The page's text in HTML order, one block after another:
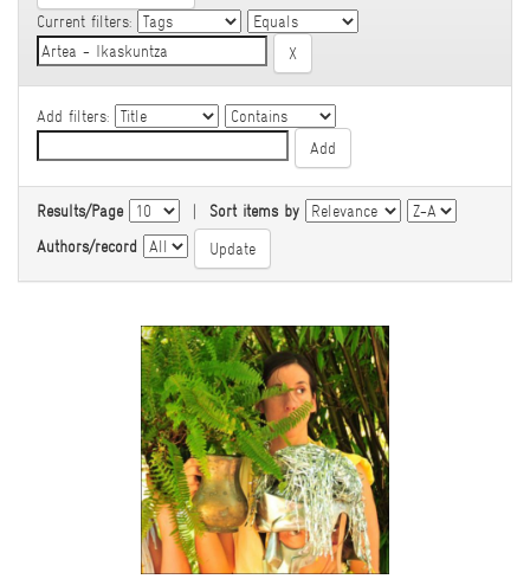
Current filters:
Add filters:
Results/Page | Sort items by
Authors/record